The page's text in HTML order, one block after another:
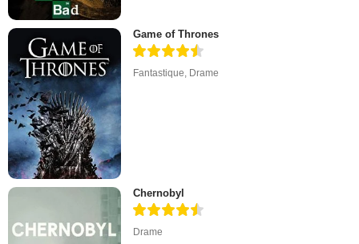
Game of Thrones
Fantastique, Drame
Chernobyl
Drame